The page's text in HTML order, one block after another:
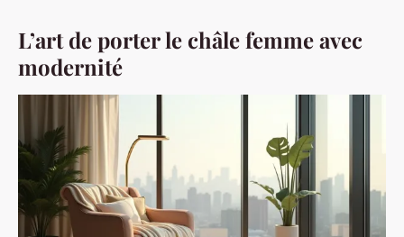
L’art de porter le châle femme avec
modernité